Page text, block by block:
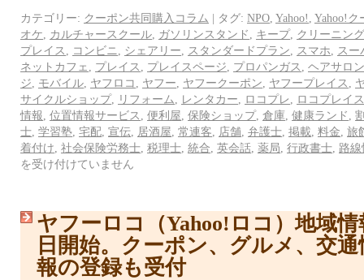
カテゴリー: クーポン共同購入コラム | タグ: NPO Yahoo! Yahoo!ク
オケ
カルチャースクール ガソリンスタンド キープ, クリーニング
プレイス
コンビニ シェアリー スタンダードプラン スマホ
スー
ネットカフェ
プレイス プレイスページ プロパンガス
ヘアサロン
ジ
モバイル ヤフロコ ヤフー ヤフークーポン ヤフープレイス
サイクルショップ, リフォーム レンタカー ロコプレ
ロコプレイス
情報 位置情報サービス 便利屋 保険ショップ, 倉庫 健康ランド
士 学習塾 宅配 宣伝 居酒屋 常連客 店舗 弁護士 掲載 料金 旅
着付け 社会保険労務士 税理士 統合 英会話 薬局 行政書士 路
を受け付けていません
ヤフーロコ（Yahoo!ロコ）地域
日開始。クーポン、グルメ、交
報の登録も受付